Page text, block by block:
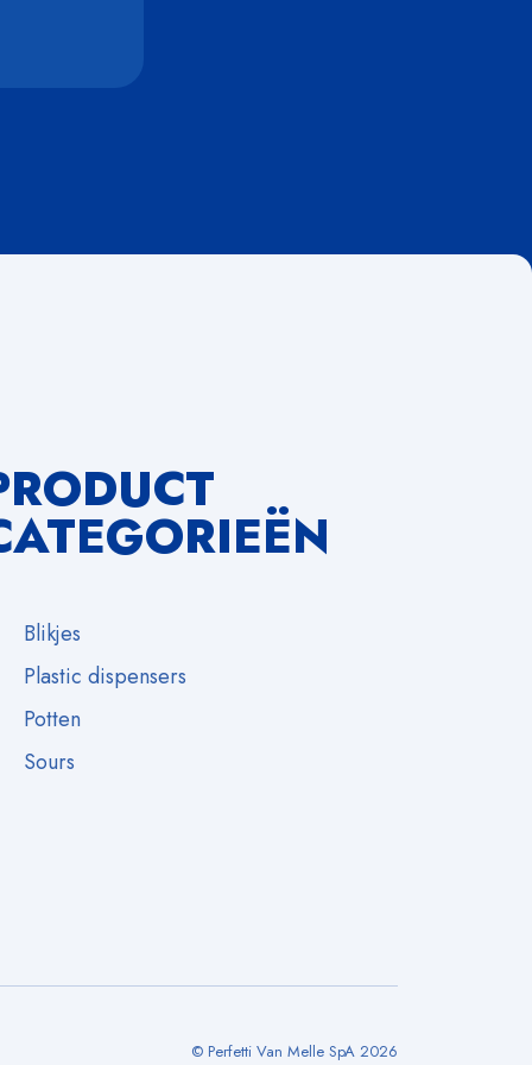
Blikjes
Plastic dispensers
Potten
Sours
© Perfetti Van Melle SpA 2026